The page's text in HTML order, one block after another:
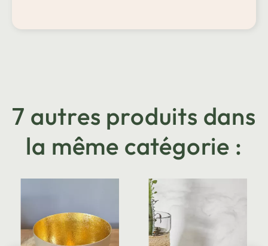
7 autres produits dans
la même catégorie :